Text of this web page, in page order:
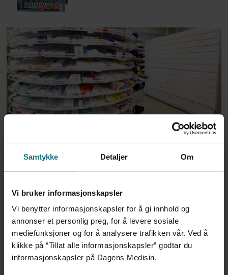
Samtykke Detaljer Om
Vi bruker informasjonskapsler
Vi benytter informasjonskapsler for å gi innhold og
annonser et personlig preg, for å levere sosiale
mediefunksjoner og for å analysere trafikken vår. Ved å
klikke på “Tillat alle informasjonskapsler” godtar du
informasjonskapsler på Dagens Medisin.
Apoteker over hele landet
har problemer